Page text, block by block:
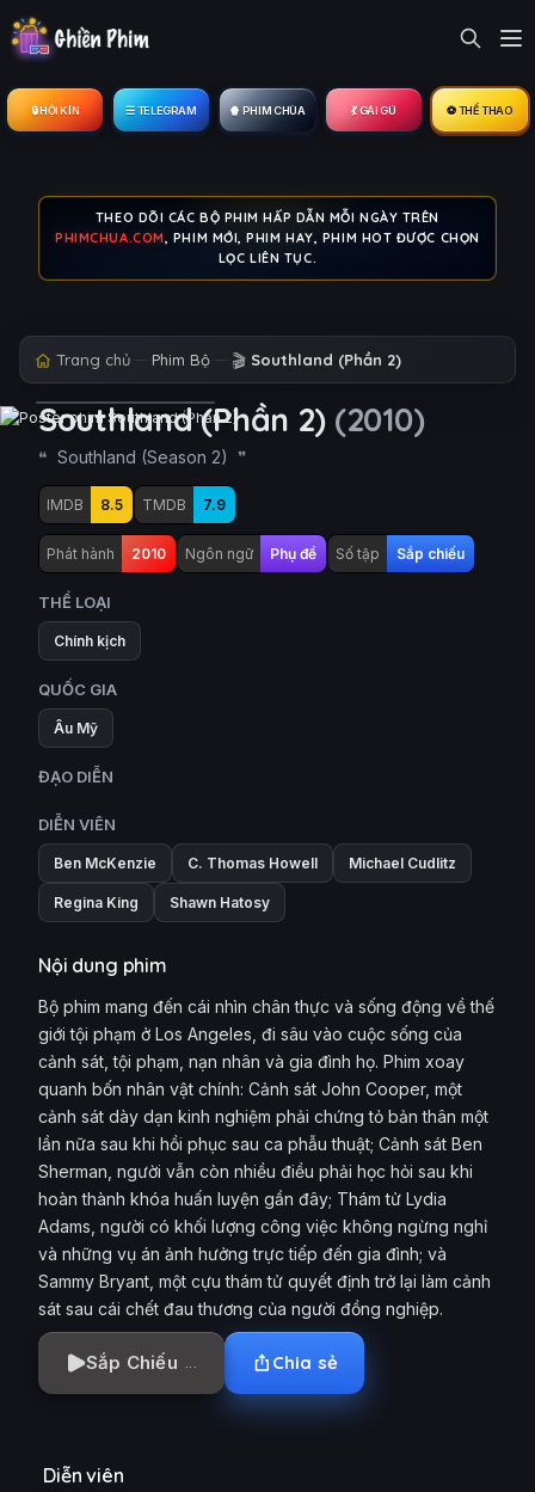
🔒︎ HỘI KÍN ☰ TELEGRAM 🍿 PHIM CHÙA 💃 GÁI GÚ ⚽ THỂ THAO
THEO DÕI CÁC BỘ PHIM HẤP DẪN MỖI NGÀY TRÊN
PHIMCHUA.COM, PHIM MỚI, PHIM HAY, PHIM HOT ĐƯỢC CHỌN
LỌC LIÊN TỤC.
Trang chủ Phim Bộ 🎬 Southland (Phần 2)
Southland (Phần 2) (2010)
Southland (Season 2)
IMDB 8.5 TMDB 7.9
Phát hành 2010 Ngôn ngữ Phụ đề Số tập Sắp chiếu
THỂ LOẠI
Chính kịch
QUỐC GIA
Âu Mỹ
ĐẠO DIỄN
DIỄN VIÊN
Ben McKenzie C. Thomas Howell Michael Cudlitz
Regina King Shawn Hatosy
Nội dung phim
Bộ phim mang đến cái nhìn chân thực và sống động về thế
giới tội phạm ở Los Angeles, đi sâu vào cuộc sống của
cảnh sát, tội phạm, nạn nhân và gia đình họ. Phim xoay
quanh bốn nhân vật chính: Cảnh sát John Cooper, một
cảnh sát dày dạn kinh nghiệm phải chứng tỏ bản thân một
lần nữa sau khi hồi phục sau ca phẫu thuật; Cảnh sát Ben
Sherman, người vẫn còn nhiều điều phải học hỏi sau khi
hoàn thành khóa huấn luyện gần đây; Thám tử Lydia
Adams, người có khối lượng công việc không ngừng nghỉ
và những vụ án ảnh hưởng trực tiếp đến gia đình; và
Sammy Bryant, một cựu thám tử quyết định trở lại làm cảnh
sát sau cái chết đau thương của người đồng nghiệp.
Sắp Chiếu Chia sẻ
Diễn viên